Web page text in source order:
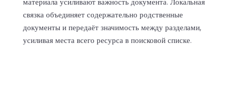
связка объединяет содержательно родственные
документы и передаёт значимость между разделами,
усиливая места всего ресурса в поисковой списке.